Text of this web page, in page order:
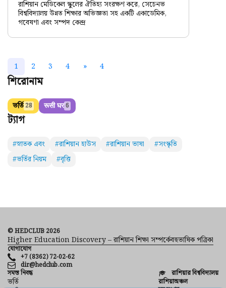
রাশিয়ান মেডিকেল স্কুলের ঐতিহ্য সংরক্ষণ করে, সেচেনভ
বিশ্ববিদ্যালয় উন্নত শিক্ষার অভিজ্ঞতা সহ একটি একাডেমিক,
গবেষণা এবং সম্পদ কেন্দ্র
1 2 3 4 » 4
শিরোনাম
ভর্তি 28 रूसी घर6
ট্যাগ
#স্নাতক এবং #রাশিয়ান হাউস #রাশিয়ান ভাষা
#সংস্কৃতি
#ভর্তির নিয়ম
#বৃত্তি
© HEDCLUB 2026
Higher Education Discovery – রাশিয়ান শিক্ষা সম্পর্কেবহুভাষিক পত্রিকা
যোগাযোগ
+7 (8362) 72-02-62
dir@hedclub.com
সমস্ত নিবন্ধ
ভর্তি
রাশিয়ার বিশ্ববিদ্যালয়
রাশিয়াঅঞ্চল